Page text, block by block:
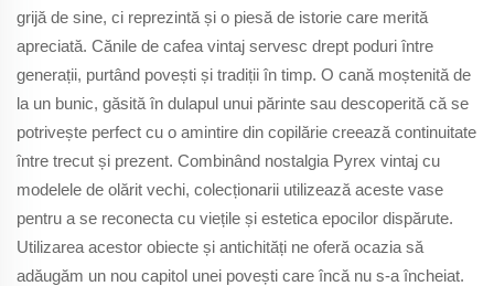
grijă de sine, ci reprezintă și o piesă de istorie care merită
apreciată. Cănile de cafea vintaj servesc drept poduri între
generații, purtând povești și tradiții în timp. O cană moștenită de
la un bunic, găsită în dulapul unui părinte sau descoperită că se
potrivește perfect cu o amintire din copilărie creează continuitate
între trecut și prezent. Combinând nostalgia Pyrex vintaj cu
modelele de olărit vechi, colecționarii utilizează aceste vase
pentru a se reconecta cu viețile și estetica epocilor dispărute.
Utilizarea acestor obiecte și antichități ne oferă ocazia să
adăugăm un nou capitol unei povești care încă nu s-a încheiat.